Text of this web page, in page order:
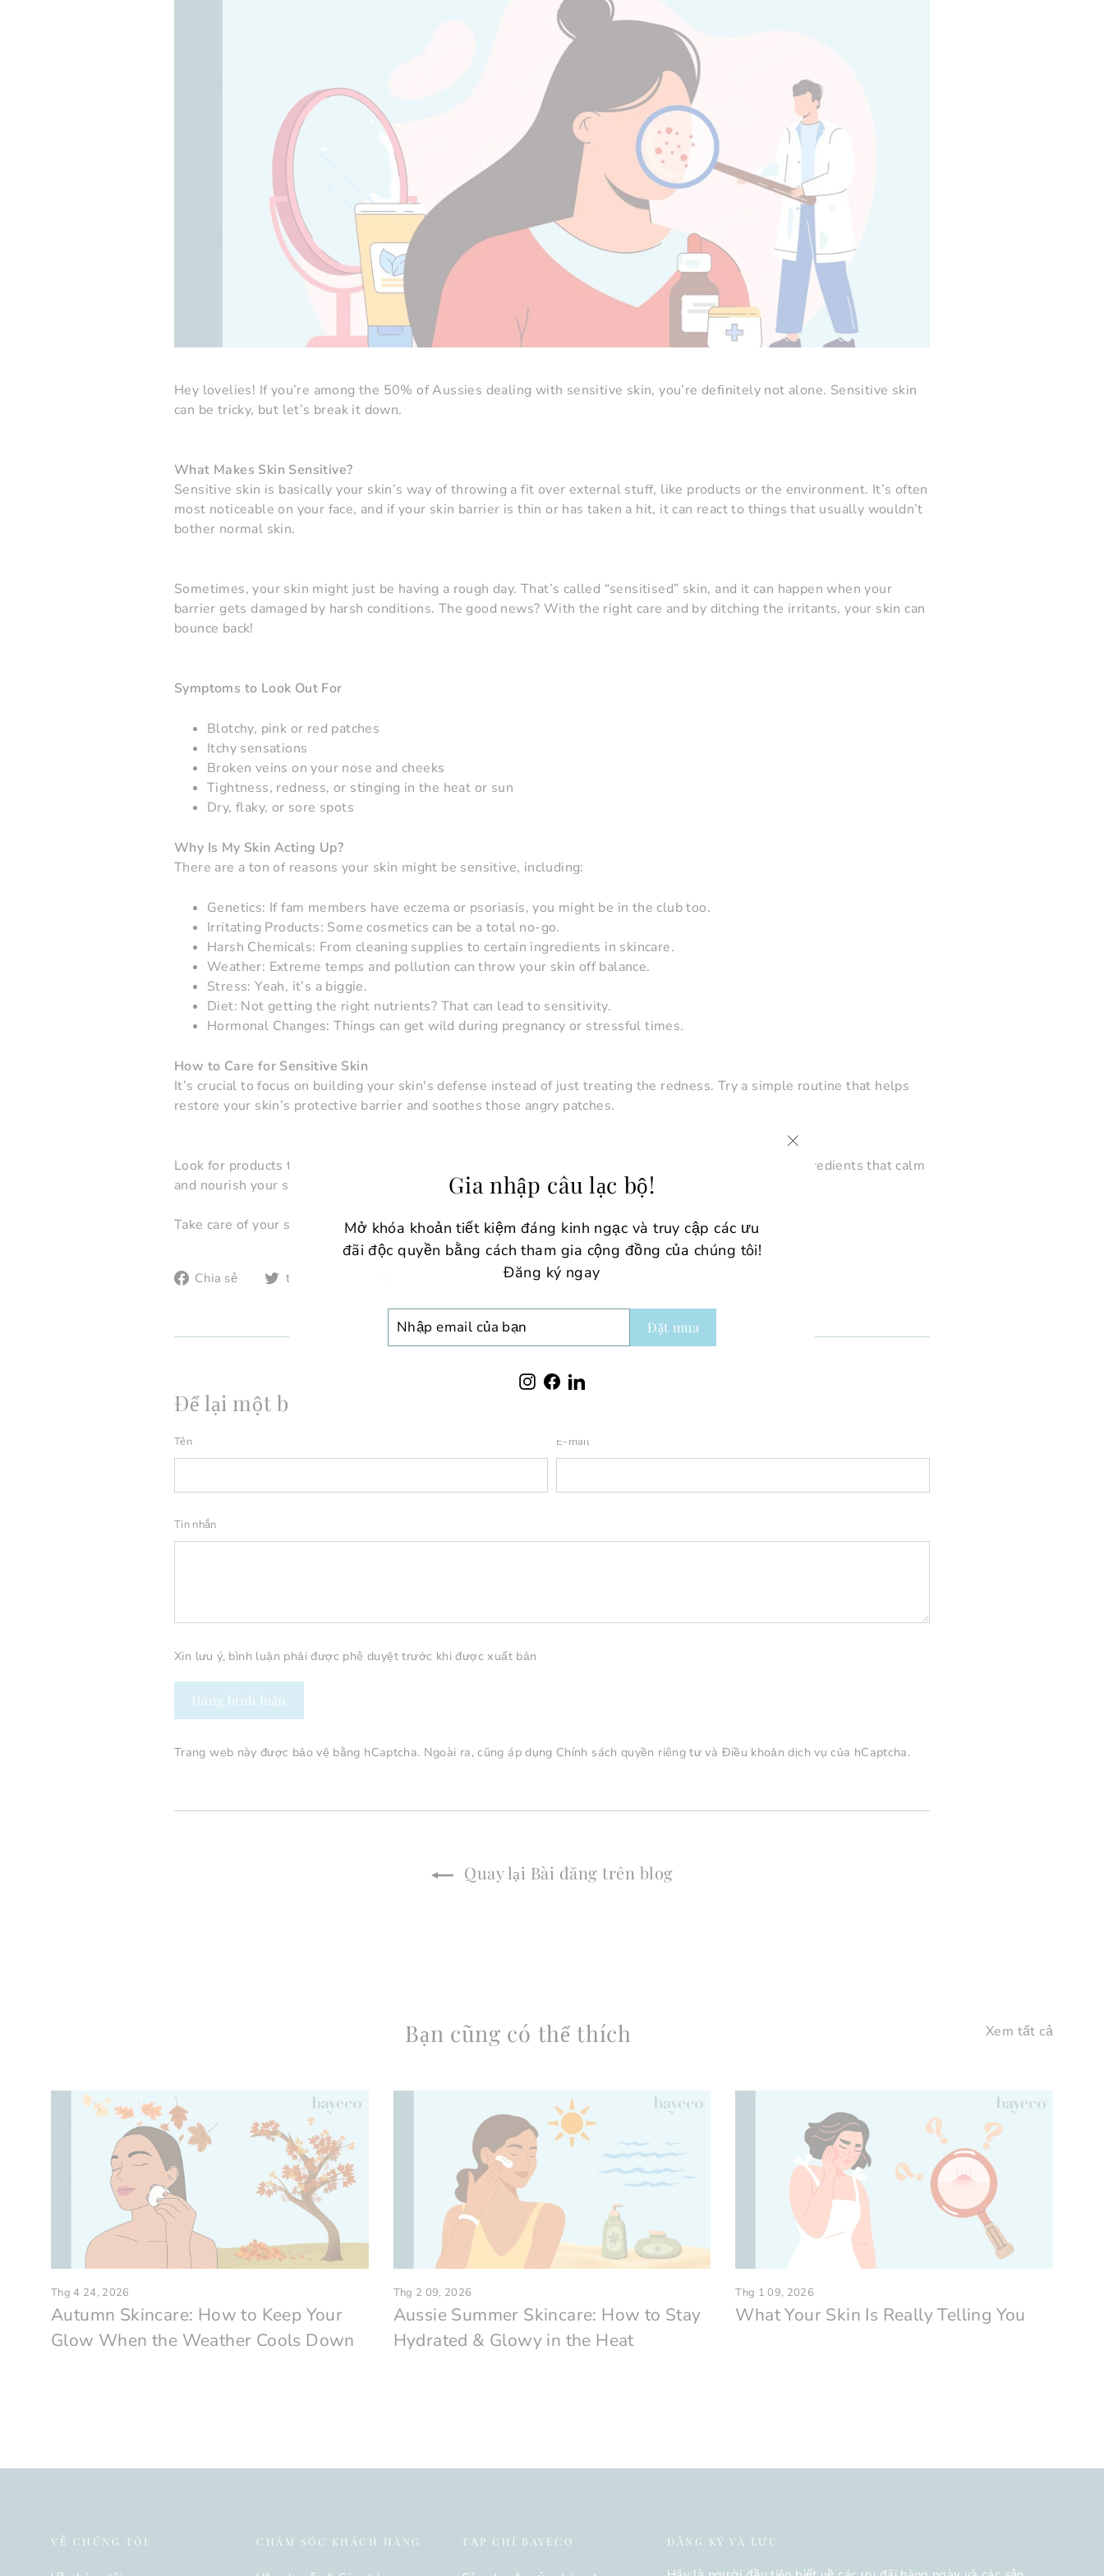
Gia nhập câu lạc bộ!
Mở khóa khoản tiết kiệm đáng kinh ngạc và truy cập các ưu
đãi độc quyền bằng cách tham gia cộng đồng của chúng tôi!
Đăng ký ngay
Đặt mua
Instagram
Facebook
LinkedIn
"Đóng
Hey lovelies! If you’re among the 50% of Aussies dealing with sensitive skin, you’re definitely not alone. Sensitive skin
can be tricky, but let’s break it down.
What Makes Skin Sensitive?
Sensitive skin is basically your skin’s way of throwing a fit over external stuff, like products or the environment. It’s often
most noticeable on your face, and if your skin barrier is thin or has taken a hit, it can react to things that usually wouldn’t
bother normal skin.
Sometimes, your skin might just be having a rough day. That’s called “sensitised” skin, and it can happen when your
barrier gets damaged by harsh conditions. The good news? With the right care and by ditching the irritants, your skin can
bounce back!
Symptoms to Look Out For
Blotchy, pink or red patches
Itchy sensations
Broken veins on your nose and cheeks
Tightness, redness, or stinging in the heat or sun
Dry, flaky, or sore spots
Why Is My Skin Acting Up?
There are a ton of reasons your skin might be sensitive, including:
Genetics: If fam members have eczema or psoriasis, you might be in the club too.
Irritating Products: Some cosmetics can be a total no-go.
Harsh Chemicals: From cleaning supplies to certain ingredients in skincare.
Weather: Extreme temps and pollution can throw your skin off balance.
Stress: Yeah, it’s a biggie.
Diet: Not getting the right nutrients? That can lead to sensitivity.
Hormonal Changes: Things can get wild during pregnancy or stressful times.
How to Care for Sensitive Skin
It’s crucial to focus on building your skin's defense instead of just treating the redness. Try a simple routine that helps
restore your skin’s protective barrier and soothes those angry patches.
Look for products that are free from harsh chemicals—like Bayeco’s lineup! We’re all about natural ingredients that calm
and nourish your skin, so you can feel confident in your glow. ✨
Take care of your skin, and it will take care of you! 🤍
Chia sẻ
Chia
tiếng riu ríu
Twitter
Pinterest
Để lại một bình luận
Tên E-mail
Tin nhắn
Xin lưu ý, bình luận phải được phê duyệt trước khi được xuất bản
bình
luận
Trang web này được bảo vệ bằng hCaptcha. Ngoài ra, cũng áp dụng Chính sách quyền riêng tư và Điều khoản dịch vụ của hCaptcha.
Quay lại Bài đăng trên blog
Bạn cũng có thể thích Xem tất cả
Thg 4 24, 2026
Autumn Skincare: How to Keep Your
Glow When the Weather Cools Down
Thg 2 09, 2026
Aussie Summer Skincare: How to Stay
Hydrated & Glowy in the Heat
Thg 1 09, 2026
What Your Skin Is Really Telling You
VỀ CHÚNG TÔI CHĂM SÓC KHÁCH HÀNG TẠP CHÍ BAYECO ĐĂNG KÝ VÀ LƯU